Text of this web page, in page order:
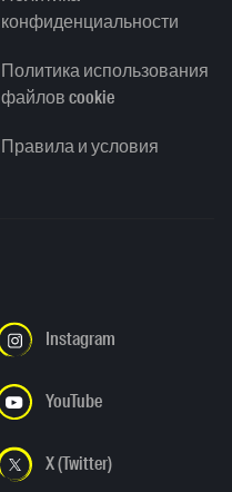
конфиденциальности
Политика использования
файлов cookie
Правила и условия
Instagram
YouTube
X (Twitter)